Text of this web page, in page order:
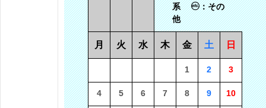
系
：その
他
月 火 水 木 金 土 日
1 2 3
4 5 6 7 8 9 10